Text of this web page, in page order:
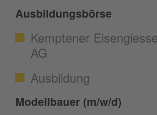
Ausbildungsbörse
Kemptener
AG
Ausbildung
Modellbauer (m/w/d)